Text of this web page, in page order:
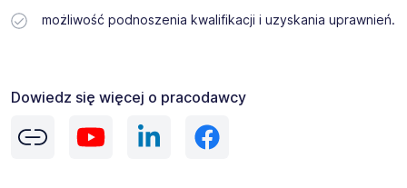
możliwość podnoszenia kwalifikacji i uzyskania uprawnień.
Dowiedz się więcej o pracodawcy